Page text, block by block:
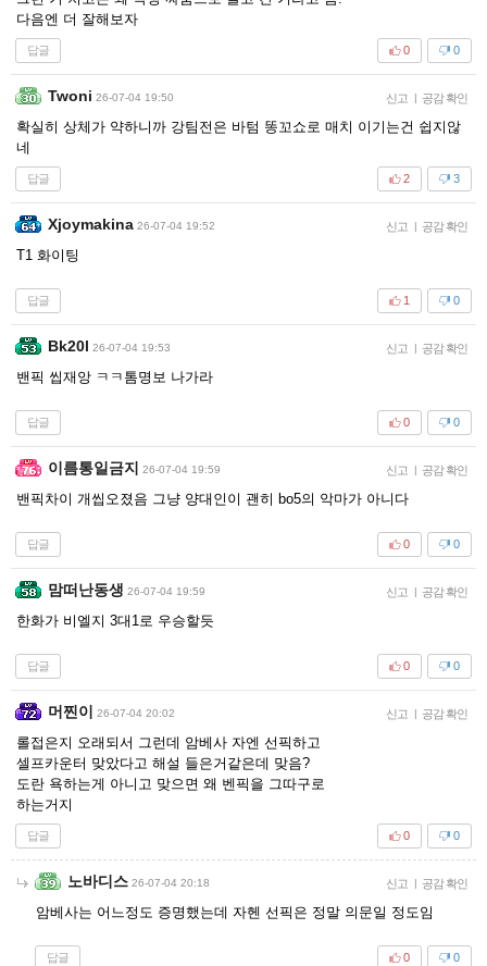
다음엔 더 잘해보자
답글 0
0
Twoni 26-07-04 19:50 신고 | 공감 확인
확실히 상체가 약하니까 강팀전은 바텀 똥꼬쇼로 매치 이기는건 쉽지않
네
답글 3
2
Xjoymakina 26-07-04 19:52 신고 | 공감 확인
T1 화이팅
답글 0
1
Bk20l 26-07-04 19:53 신고 | 공감 확인
밴픽 씹재앙 ㅋㅋ톰명보 나가라
답글 0
0
이름통일금지 26-07-04 19:59 신고 | 공감 확인
밴픽차이 개씹오졌음 그냥 양대인이 괜히 bo5의 악마가 아니다
답글 0
0
맘떠난동생 26-07-04 19:59 신고 | 공감 확인
한화가 비엘지 3대1로 우승할듯
답글 0
0
머찐이 26-07-04 20:02 신고 | 공감 확인
롤접은지 오래되서 그런데 암베사 자엔 선픽하고
셀프카운터 맞았다고 해설 들은거같은데 맞음?
도란 욕하는게 아니고 맞으면 왜 벤픽을 그따구로
하는거지
답글 0
0
노바디스 26-07-04 20:18 신고 | 공감 확인
암베사는 어느정도 증명했는데 자헨 선픽은 정말 의문일 정도임
답글 0
0